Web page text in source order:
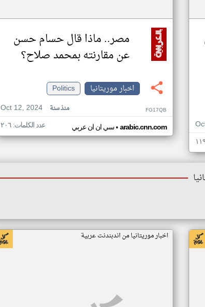
مصر.. ماذا قال حسام حسن
عن مقارنته بمحمد صلاح؟
اخبار موريتانيا
Politics
Oct 12, 2024
منذ سنة FG17QB
سي ان ان عربي• arabic.cnn.com عدد الكلمات: ٢٠٦
اخبار موريتانيا من اندبندنت عربية